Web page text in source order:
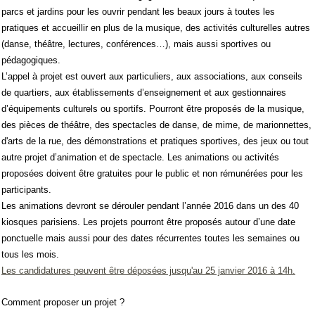
parcs et jardins pour les ouvrir pendant les beaux jours à toutes les
pratiques et accueillir en plus de la musique, des activités culturelles autres
(danse, théâtre, lectures, conférences…), mais aussi sportives ou
pédagogiques.
L’appel à projet est ouvert aux particuliers, aux associations, aux conseils
de quartiers, aux établissements d’enseignement et aux gestionnaires
d’équipements culturels ou sportifs. Pourront être proposés de la musique,
des pièces de théâtre, des spectacles de danse, de mime, de marionnettes,
d'arts de la rue, des démonstrations et pratiques sportives, des jeux ou tout
autre projet d’animation et de spectacle. Les animations ou activités
proposées doivent être gratuites pour le public et non rémunérées pour les
participants.
Les animations devront se dérouler pendant l’année 2016 dans un des 40
kiosques parisiens. Les projets pourront être proposés autour d’une date
ponctuelle mais aussi pour des dates récurrentes toutes les semaines ou
tous les mois.
Les candidatures peuvent être déposées jusqu'au 25 janvier 2016 à 14h.
Comment proposer un projet ?